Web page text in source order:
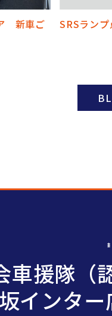
新車ご
SRSラン
車援隊（
インタ